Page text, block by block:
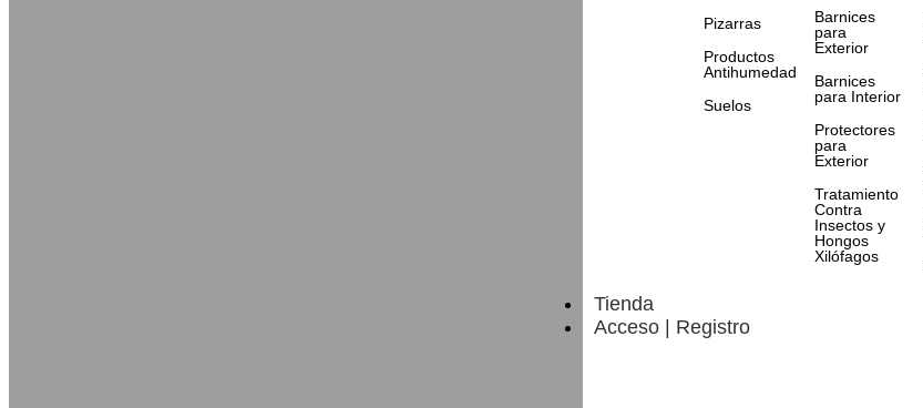
Pizarras
Productos
Antihumedad
Suelos
Barnices
para
Exterior
Barnices
para Interior
Protectores
para
Exterior
Tratamiento
Contra
Insectos y
Hongos
Xilófagos
Tienda
Acceso | Registro